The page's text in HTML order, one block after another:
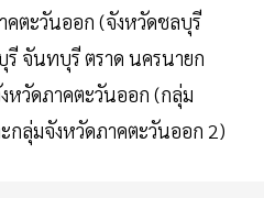
คตะวันออก (จังหวัดชลบุรี
รี จันทบุรี ตราด นครนายก
หวัดภาคตะวันออก (กลุ่ม
กลุ่มจังหวัดภาคตะวันออก 2)